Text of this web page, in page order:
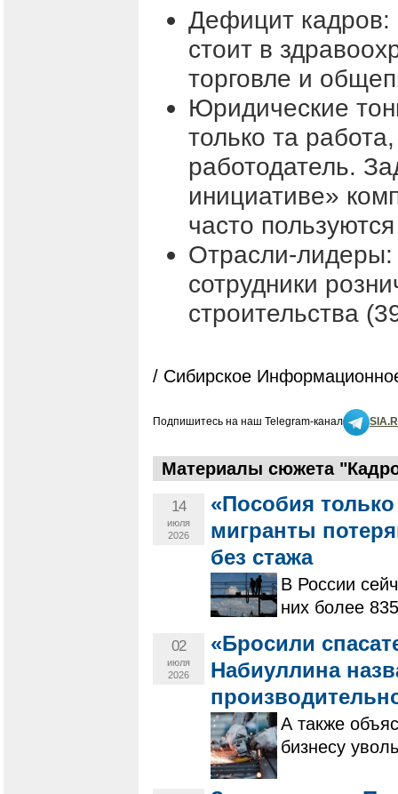
Дефицит кадров:
стоит в
торговле и
Юридические
только та
работодатель.
инициативе»
часто
Отрасли-
сотрудники
строительства
/ Сибирское
Подпишитесь на наш Telegram-канал
Материалы сюжета
14
июля
2026
«Пособия
мигранты
без стажа
В России
них более
02
июля
2026
«Бросили
Набиуллина
А также
бизнесу